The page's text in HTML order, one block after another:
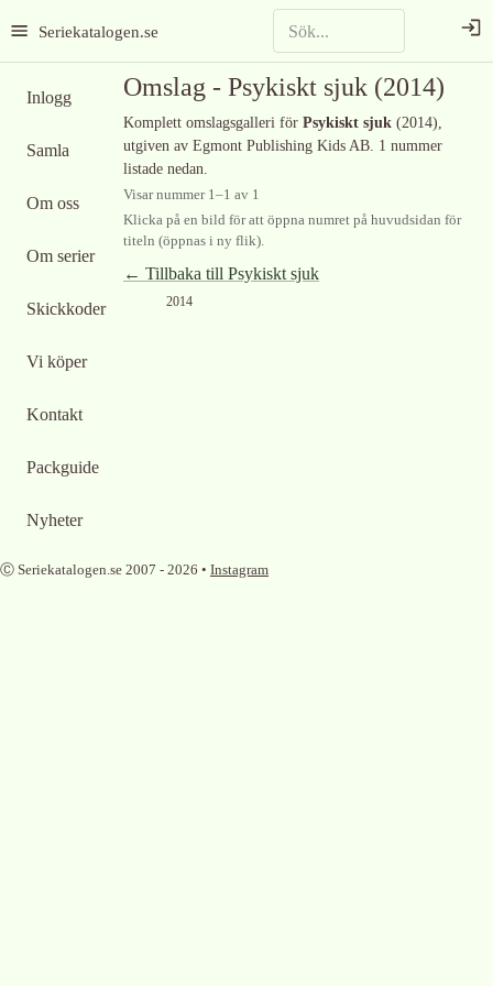
Seriekatalogen.se
Inlogg
Samla
Om oss
Om serier
Skickkoder
Vi köper
Kontakt
Packguide
Nyheter
Omslag - Psykiskt sjuk (2014)
Komplett omslagsgalleri för Psykiskt sjuk (2014),
utgiven av Egmont Publishing Kids AB. 1 nummer
listade nedan.
Visar nummer 1–1 av 1
Klicka på en bild för att öppna numret på huvudsidan för
titeln (öppnas i ny flik).
← Tillbaka till Psykiskt sjuk
2014
Ⓒ Seriekatalogen.se 2007 - 2026 • Instagram